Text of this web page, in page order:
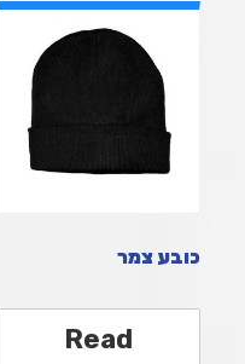
כובע צמר
Read